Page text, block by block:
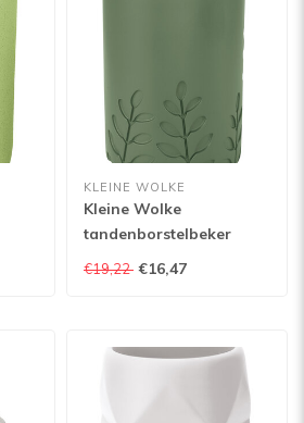
KLEINE WOLKE
Kleine Wolke
tandenborstelbeker
Brace
€19,22 €16,47